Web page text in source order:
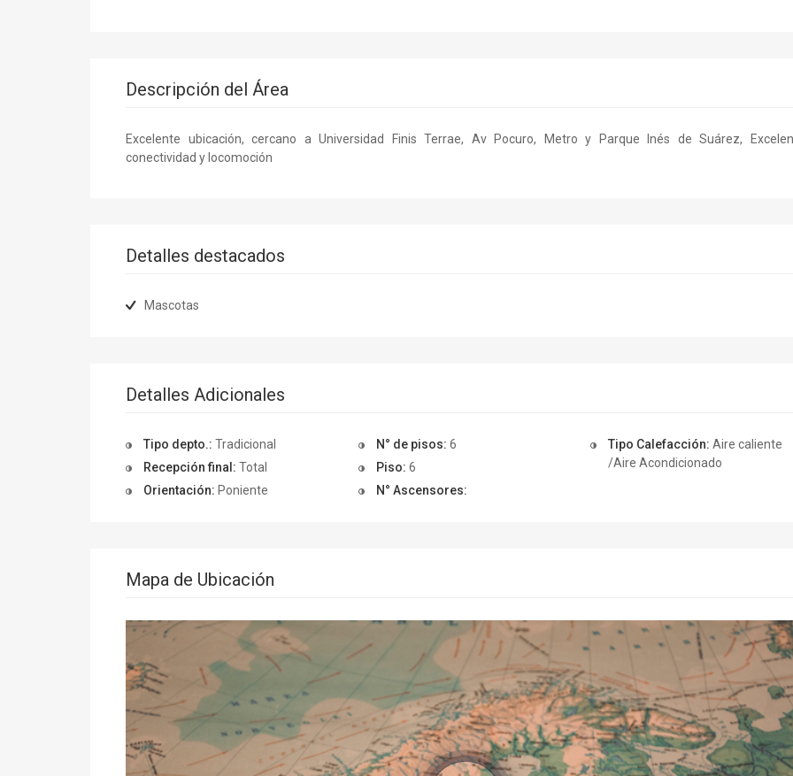
Descripción del Área
Excelente ubicación, cercano a Universidad Finis Terrae, Av Pocuro, Metro y Parque Inés de Suárez,
conectividad y locomoción
Detalles destacados
Mascotas
Detalles Adicionales
Tipo depto.: Tradicional
Recepción final: Total
Orientación: Poniente
N° de pisos: 6
Piso: 6
N° Ascensores:
Tipo Calefacción: Aire caliente
/Aire Acondicionado
Mapa de Ubicación